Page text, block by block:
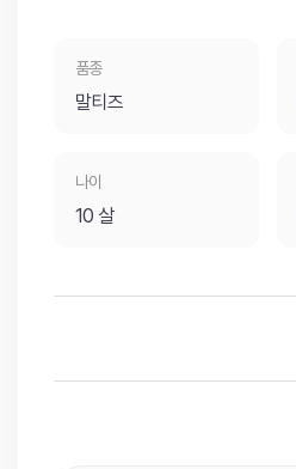
품종
말티즈
나이
10 살